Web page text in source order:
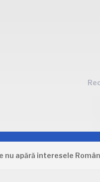
României: